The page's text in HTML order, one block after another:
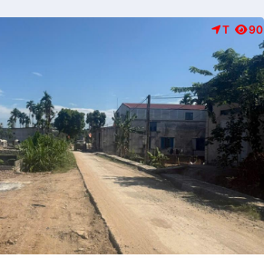
T 90